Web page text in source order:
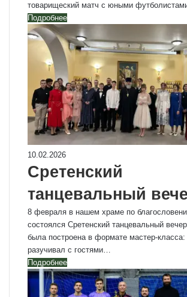
товарищеский матч с юными
Подробнее
10.02.2026
Сретенский
танцевальный
8 февраля в нашем храме по
состоялся Сретенский танцевальный
была построена в формате мастер-
разучивал с гостями…
Подробнее